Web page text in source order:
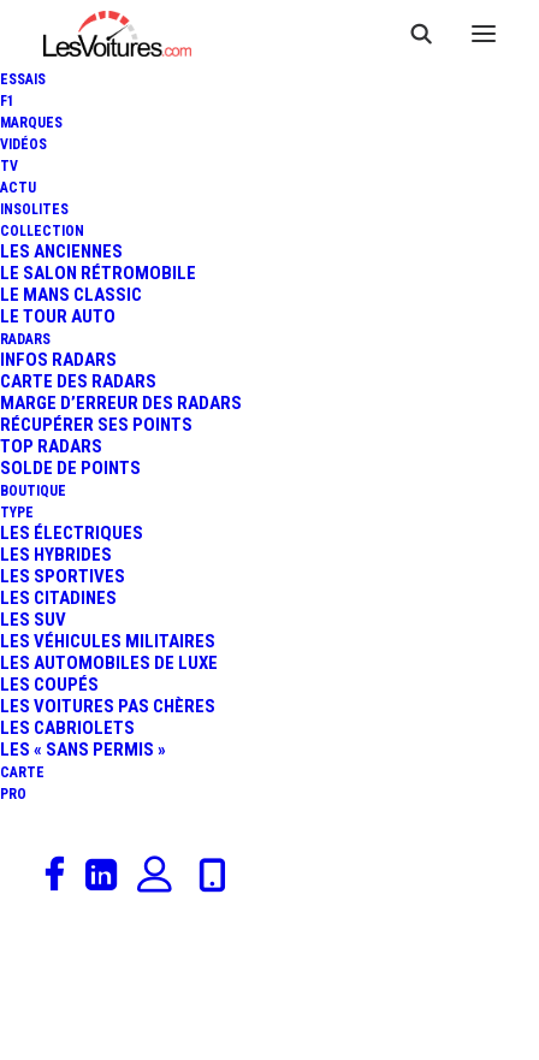
ESSAIS
F1
MARQUES
VIDÉOS
TV
ACTU
INSOLITES
COLLECTION
LES ANCIENNES
LE SALON RÉTROMOBILE
LE MANS CLASSIC
LE TOUR AUTO
RADARS
INFOS RADARS
CARTE DES RADARS
MARGE D’ERREUR DES RADARS
RÉCUPÉRER SES POINTS
TOP RADARS
SOLDE DE POINTS
BOUTIQUE
TYPE
LES ÉLECTRIQUES
LES HYBRIDES
LES SPORTIVES
LES CITADINES
LES SUV
LES VÉHICULES MILITAIRES
LES AUTOMOBILES DE LUXE
LES COUPÉS
LES VOITURES PAS CHÈRES
LES CABRIOLETS
LES « SANS PERMIS »
CARTE
PRO
VIDÉO : KEN BLOCK EN
VACANCES EN RUSSIE !
Un film de vacances comme tout le monde ou presque !
Ken Block
est de retour sur la neige russe avec sa